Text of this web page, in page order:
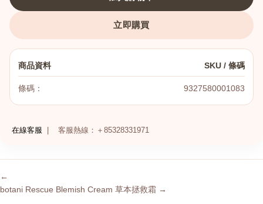
立即購買
商品資料 SKU / 條碼
條碼： 9327580001083
在線客服 客服熱線：＋85328331971
←
botani Rescue Blemish Cream 草本拯救霜 →